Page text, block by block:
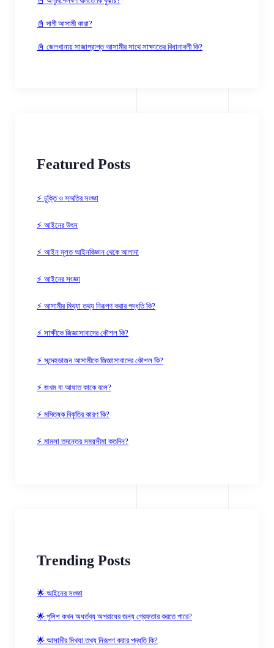
📓 দাগী আসামী কারা?
📓 জেলখানায় সাজাপ্রাপ্ত আসামীর সাথে সাক্ষাতের বিধানাবলী কি?
Featured Posts
⚡ চুক্তি ও সম্মতির সংজ্ঞা
⚡ আইনের উৎস
⚡ আইন মূলত আইনবিজ্ঞান থেকে আলাদা
⚡ আইনের সংজ্ঞা
⚡ আসামীর মিথ্যা তথ্য নিরূপণ করার পদ্ধতি কি?
⚡ সাক্ষীকে জিজ্ঞাসাবাদের কৌশল কি?
⚡ সন্দেহভাজন আসামীকে জিজ্ঞাসাবাদের কৌশল কি?
⚡ জখম বা আঘাত কাকে বলে?
⚡ মস্তিষ্ক বিকৃতির কারণ কি?
⚡ মামলা তদন্তের সময়সীমা কতদিন?
Trending Posts
🌟 আইনের সংজ্ঞা
🌟 পুলিশ কখন অধর্তব্য অপরাধের জন্য গ্রেফতার করতে পারে?
🌟 আসামীর মিথ্যা তথ্য নিরূপণ করার পদ্ধতি কি?